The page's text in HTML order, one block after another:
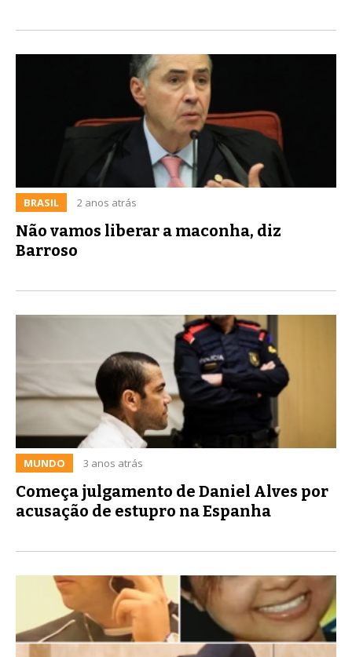
BRASIL 2 anos atrás
Não vamos liberar a maconha, diz
Barroso
MUNDO 3 anos atrás
Começa julgamento de Daniel Alves por
acusação de estupro na Espanha